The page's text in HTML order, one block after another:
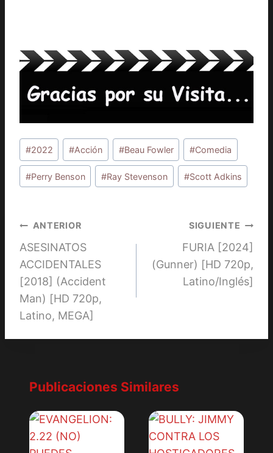
Etiquetas
de
la
#2022 #Acción #Beau Fowler #Comedia
#Perry Benson #Ray Stevenson #Scott Adkins
Navegación
de
entradas
ANTERIOR
ASESINATOS
ACCIDENTALES
[2018] (Accident
Man) [HD 720p,
Latino, MEGA]
SIGUIENTE
FURIA [2024]
(Gunner) [HD 720p,
Latino/Inglés]
Publicaciones Similares